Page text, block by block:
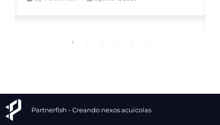
Partnerfish - Creando nexos acuícolas